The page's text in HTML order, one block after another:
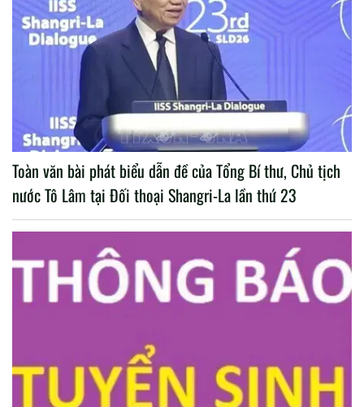
Toàn văn bài phát biểu dẫn đề của Tổng Bí thư, Chủ tịch
nước Tô Lâm tại Đối thoại Shangri-La lần thứ 23